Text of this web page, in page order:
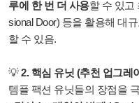
루에 한 번 더 사용할 수 있고
sional Door) 등을 활용해 대
할 수 있음.
💡2. 핵심 유닛 (추천 업그레
템플 팩션 유닛들의 장점을